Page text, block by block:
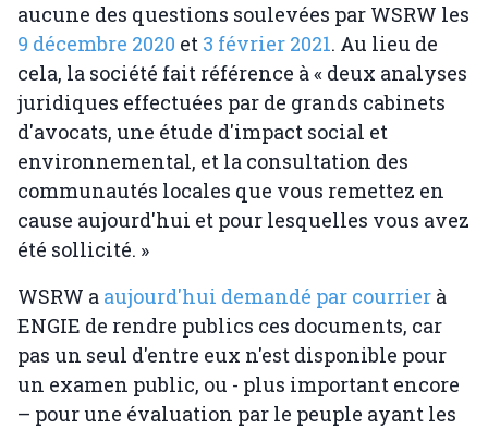
aucune des questions soulevées par WSRW les
9 décembre 2020 et 3 février 2021. Au lieu de
cela, la société fait référence à « deux analyses
juridiques effectuées par de grands cabinets
d'avocats, une étude d'impact social et
environnemental, et la consultation des
communautés locales que vous remettez en
cause aujourd'hui et pour lesquelles vous avez
été sollicité. »
WSRW a aujourd'hui demandé par courrier à
ENGIE de rendre publics ces documents, car
pas un seul d'entre eux n'est disponible pour
un examen public, ou - plus important encore
– pour une évaluation par le peuple ayant les